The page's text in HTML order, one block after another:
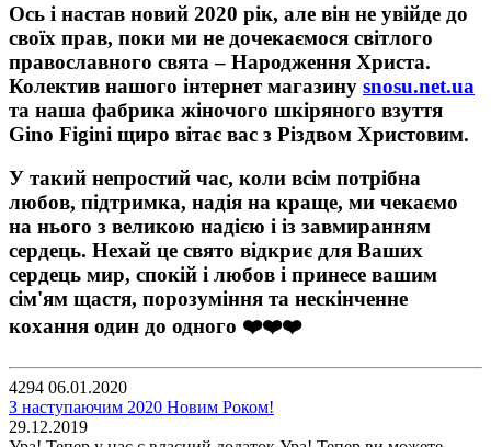
Ось і настав новий 2020 рік, але він не увійде до
своїх прав, поки ми не дочекаємося світлого
православного свята – Народження Христа.
Колектив нашого інтернет магазину snosu.net.ua
та наша фабрика жіночого шкіряного взуття
Gino Figini щиро вітає вас з Різдвом Христовим.
У такий непростий час, коли всім потрібна
любов, підтримка, надія на краще, ми чекаємо
на нього з великою надією і із завмиранням
сердець. Нехай це свято відкриє для Ваших
сердець мир, спокій і любов і принесе вашим
сім'ям щастя, порозуміння та нескінченне
кохання один до одного ❤️❤️❤️
4294 06.01.2020
З наступаючим 2020 Новим Роком!
29.12.2019